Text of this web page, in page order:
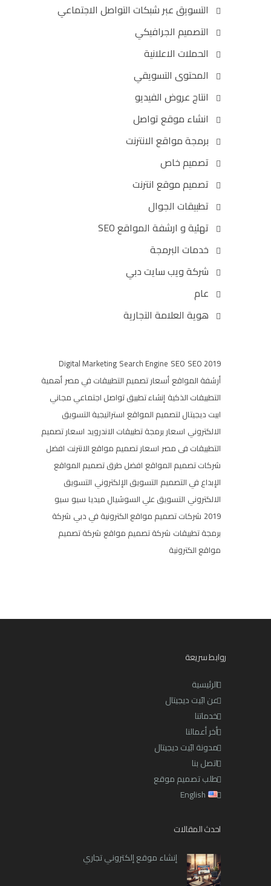
التسويق عبر شبكات التواصل الاجتماعي
التصميم الجرافيكي
الحملات الاعلانية
المحتوى التسويقي
انتاج عروض الفيديو
انشاء موقع تواصل
برمجة مواقع الانترنت
تصميم خاص
تصميم موقع انترنت
تطبيقات الجوال
تهئية و ارشفة المواقع SEO
خدمات البرمجة
شركة ويب سايت دبي
عام
هوية العلامة التجارية
Digital Marketing Search Engine SEO SEO 2019
أرشفة المواقع أسعار تصميم التطبيقات في مصر أهمية
التطبيقات الذكية إنشاء تطبيق تواصل اجتماعي مجاني
ابيت ديجيتال لتصميم المواقع استراتيجية التسويق
الالكتروني اسعار برمجة تطبيقات الاندرويد اسعار تصميم
التطبيقات فى مصر اسعار تصميم مواقع الانترنت افضل
شركات تصميم المواقع افضل طرق تصميم المواقع
الإبداع في التصميم التسويق الإلكتروني التسويق
الالكتروني التسويق علي السوشيال ميديا سيو سيو
2019 شركات تصميم مواقع الكترونية في دبي شركة
برمجة تطبيقات شركة تصميم مواقع شركة تصميم
مواقع الكترونية
روابط سريعة
الرئيسية
عن ابّيت ديجيتال
خدماتنا
أخر أعمالنا
مدونة ابّيت ديجيتال
اتصل بنا
طلب تصميم موقع
English
احدث المقالات
إنشاء موقع إلكتروني تجاري